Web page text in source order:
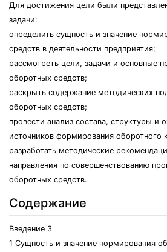
Для достижения цели были
задачи:
определить сущность и значение
средств в деятельности предприятия;
рассмотреть цели, задачи и основные
оборотных средств;
раскрыть содержание методических
оборотных средств;
провести анализ состава, структуры и
источников формирования оборотного
разработать методические
направления по совершенствованию
оборотных средств.
Содержание
Введение 3
1 Сущность и значение нормирования